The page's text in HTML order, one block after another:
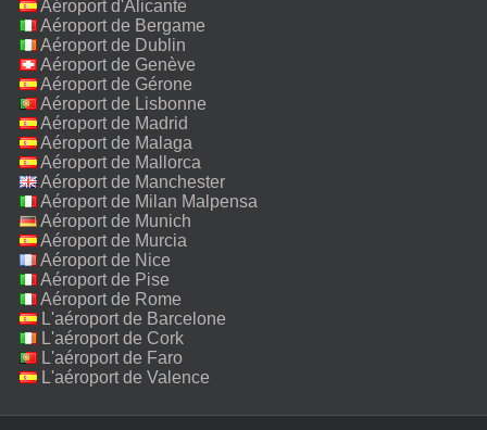
Aéroport d'Alicante
Aéroport de Bergame
Aéroport de Dublin
Aéroport de Genève
Aéroport de Gérone
Aéroport de Lisbonne
Aéroport de Madrid
Aéroport de Malaga
Aéroport de Mallorca
Aéroport de Manchester
Aéroport de Milan Malpensa
Aéroport de Munich
Aéroport de Murcia
Aéroport de Nice
Aéroport de Pise
Aéroport de Rome
Fiumicino
L'aéroport de Barcelone
L'aéroport de Cork
L'aéroport de Faro
L'aéroport de Valence